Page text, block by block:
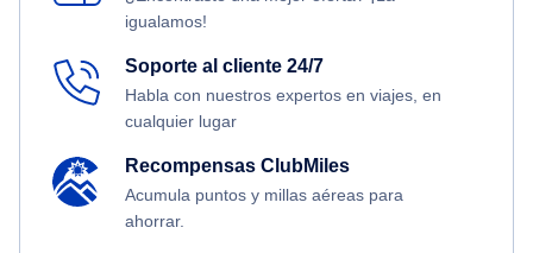
igualamos!
Soporte al cliente 24/7
Habla con nuestros expertos en viajes, en
cualquier lugar
Recompensas ClubMiles
Acumula puntos y millas aéreas para
ahorrar.